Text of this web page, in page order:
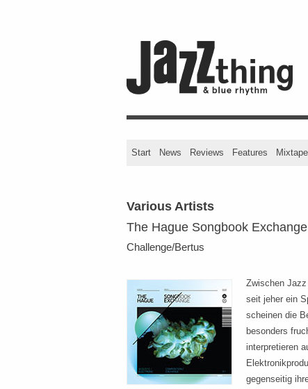
Start News Reviews Features Mixtape
Various Artists
The Hague Songbook Exchange
Challenge/Bertus
Zwischen
seit jeher ein
scheinen die
besonders
interpretieren
gegenseitig